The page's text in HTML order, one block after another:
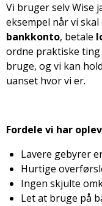
Vi bruger selv Wise
eksempel når vi
bankkonto, betale
ordne praktiske
bruge, og vi kan
uanset hvor vi er.
Fordele vi har
Lavere gebyrer
Hurtige
Ingen skjulte
Let at bruge på